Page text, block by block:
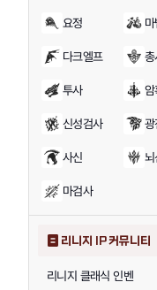
요정
다크엘프 총
투사 암
신성검사 광
사신 뇌
마검사
리니지 IP 커뮤니티
리니지 클래식 인벤